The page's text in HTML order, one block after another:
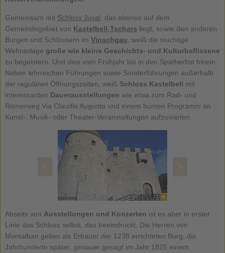
Gemeinsam mit Schloss Juval , das ebenso auf dem
Gemeindegebiet von Kastelbell-Tschars liegt, sowie den anderen
Burgen und Schlössern im Vinschgau , weiß die wuchtige
Wehranlage große wie kleine Geschichts- und Kulturbeflissene
zu begeistern. Und dies vom Frühjahr bis in den Spätherbst hinein.
Neben lehrreichen Führungen sowie Sonderführungen außerhalb
der regulären Öffnungszeiten, weiß Schloss Kastelbell mit
interessanten Dauerausstellungen wie etwa zum Rad- und
Römerweg Via Claudia Augusta und einem bunten Programm an
Kunst-, Musik- oder Theater-Veranstaltungen aufzuwarten.
Abseits von Ausstellungen und Konzerten ist es aber in erster
Linie das Schloss selbst, das beeindruckt. Die Herren von
Montalban gelten als Erbauer der 1238 errichteten Burg, die
Jahrhunderte später, genauer gesagt im Jahr 1825 einem